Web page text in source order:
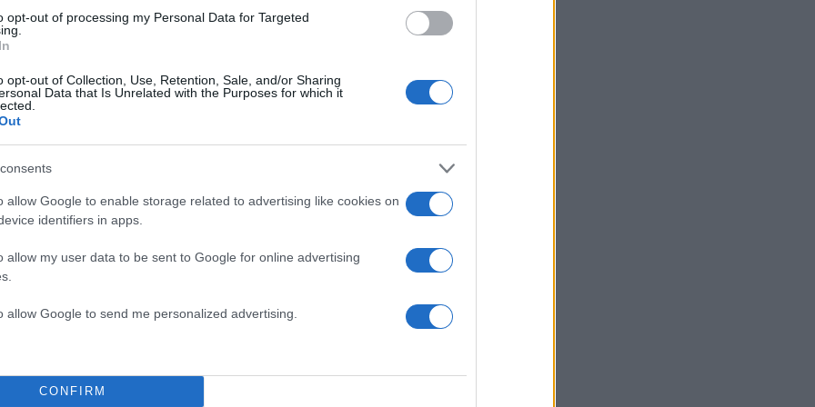
opt-out of processing my Personal Data for Targeted
opt-out of Collection, Use, Retention, Sale, and/or Sharing
Data that Is Unrelated with the Purposes for which it
allow Google to enable storage related to advertising like cookies on
identifiers in apps.
allow my user data to be sent to Google for online advertising
allow Google to send me personalized advertising.
CONFIRM
οπότε ήδη τα άλλα κομμάτια έχουν αποκτήσει ένα
της Eurovision, το οποίο ξέρεις ότι αυτό φουσκώνει,
Μπαίνουν και μετά όπως ξέρεις και οι στοιχηματικές
επισήμανε.
τα στοιχήματα δεν μπορούν να δώσουν μία ακριβή
βρούνε την εφτάδα, κάτι τέτοιο. Συνήθως γίνεται ένα
μένουν ψηλά και μετά δεν καταλαβαίνουν τι γίνεται»,